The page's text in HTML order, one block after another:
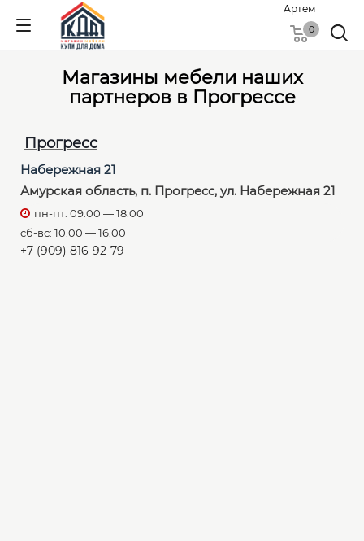
Артем
0
Магазины мебели наших
партнеров в Прогрессе
Прогресс
Набережная 21
Амурская область, п. Прогресс, ул. Набережная 21
пн-пт: 09.00 — 18.00
сб-вс: 10.00 — 16.00
+7 (909) 816-92-79